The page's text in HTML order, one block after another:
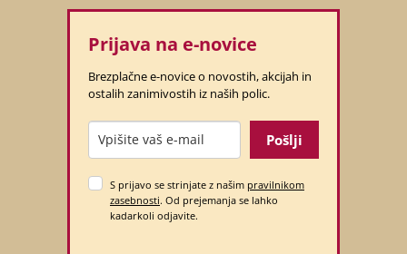
Prijava na e-novice
Brezplačne e-novice o novostih, akcijah in
ostalih zanimivostih iz naših polic.
Pošlji
S prijavo se strinjate z našim pravilnikom
zasebnosti. Od prejemanja se lahko
kadarkoli odjavite.